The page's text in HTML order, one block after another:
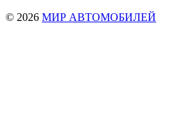
© 2026 МИР АВТОМОБИЛЕЙ